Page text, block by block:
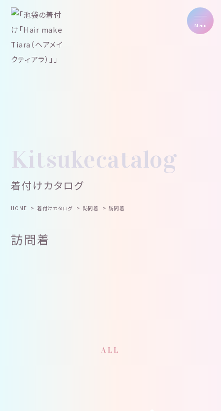
Menu
Kitsukecatalog
着付けカタログ
HOME 着付けカタログ 訪問着 訪問着
訪問着
ALL